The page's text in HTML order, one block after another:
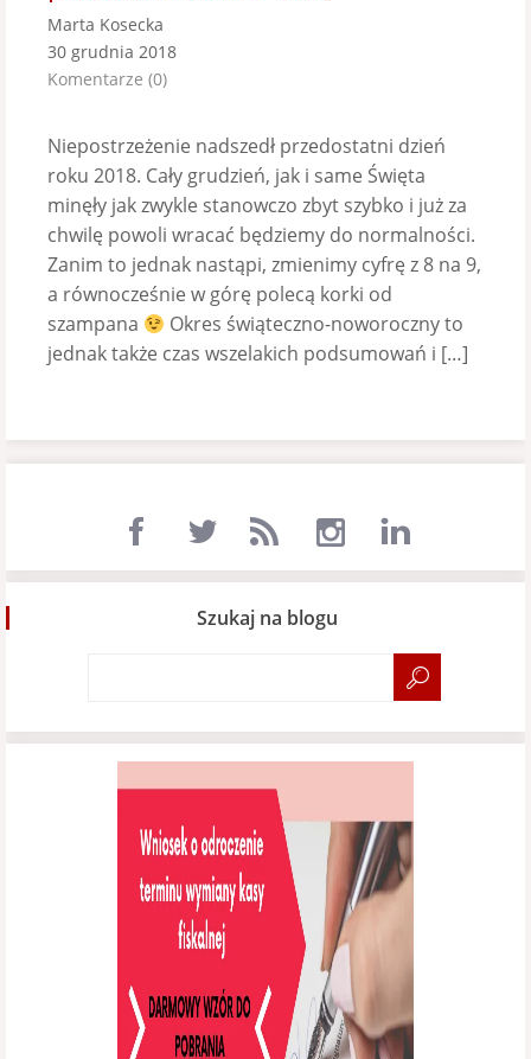
Marta Kosecka
30 grudnia 2018
Komentarze (0)
Niepostrzeżenie nadszedł przedostatni dzień
roku 2018. Cały grudzień, jak i same Święta
minęły jak zwykle stanowczo zbyt szybko i już za
chwilę powoli wracać będziemy do normalności.
Zanim to jednak nastąpi, zmienimy cyfrę z 8 na 9,
a równocześnie w górę polecą korki od
szampana
Okres świąteczno-noworoczny to
jednak także czas wszelakich podsumowań i […]
Szukaj na blogu